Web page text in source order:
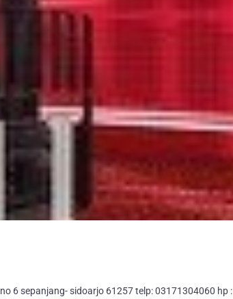
6 sepanjang- sidoarjo 61257 telp: 03171304060 hp :